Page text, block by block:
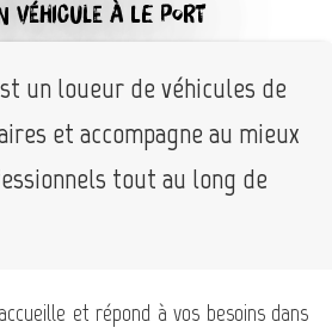
VÉHICULE À LE PORT
un loueur de véhicules de
et accompagne au mieux
tout au long de
et répond à vos besoins dans